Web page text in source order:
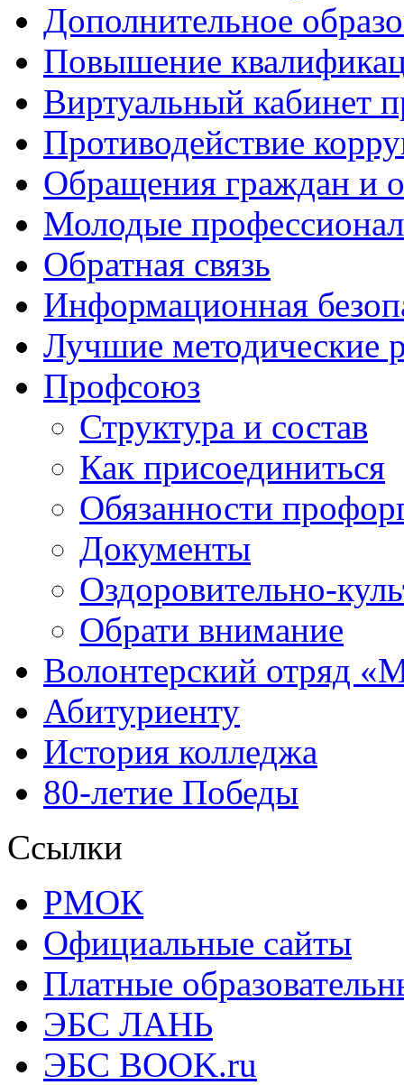
Дополнительное
Повышение
Виртуальный кабинет
Противодействие
Обращения граждан и
Молодые
Обратная связь
Информационная
Лучшие методические
Профсоюз
Структура и состав
Как присоединиться
Обязанности
Документы
Оздоровительно-
Обрати внимание
Волонтерский отряд
Абитуриенту
История колледжа
80-летие Победы
Ссылки
РМОК
Официальные сайты
Платные
ЭБС ЛАНЬ
ЭБС BOOK.ru